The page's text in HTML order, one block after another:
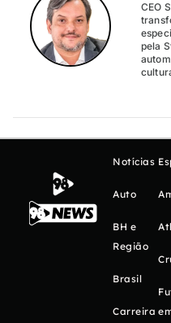
CEO
pela
Notícias
Auto
BH e
Região
Brasil
Carreira